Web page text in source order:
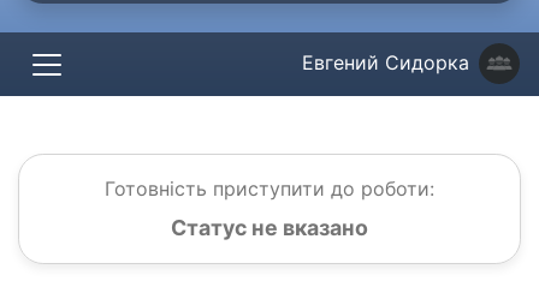
Евгений Сидорка
Готовність приступити до роботи:
Статус не вказано